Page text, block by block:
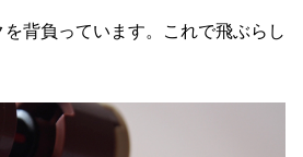
背負っています。これで飛ぶらし